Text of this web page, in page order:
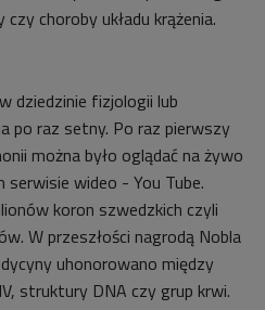
choroby układu krążenia.
dziedzinie fizjologii lub
po raz setny. Po raz pierwszy
można było oglądać na żywo
wideo - You Tube.
koron szwedzkich czyli
W przeszłości nagrodą Nobla
uhonorowano między
struktury DNA czy grup krwi.